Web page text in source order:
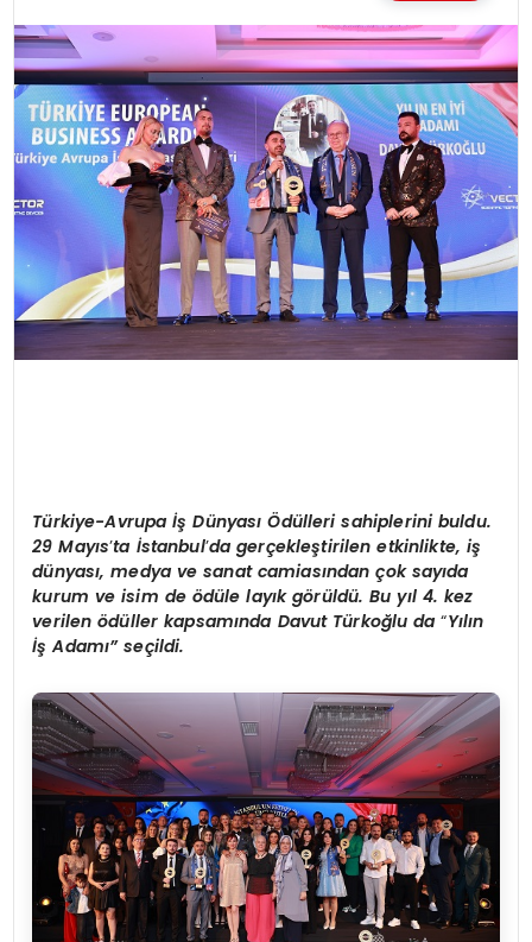
Türkiye-Avrupa İş Dünyası Ödülleri sahiplerini buldu.
29 Mayıs’ta İstanbul’da gerçekleştirilen etkinlikte, iş
dünyası, medya ve sanat camiasından çok sayıda
kurum ve isim de ödüle layık görüldü. Bu yıl 4. kez
verilenödüller kapsamında Davut Türkoğlu da “Yılın
İş Adamı” seçildi.